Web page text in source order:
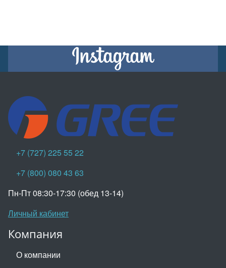
+7 (727) 225 55 22
+7 (800) 080 43 63
Пн-Пт 08:30-17:30 (обед 13-14)
Личный кабинет
Компания
О компании